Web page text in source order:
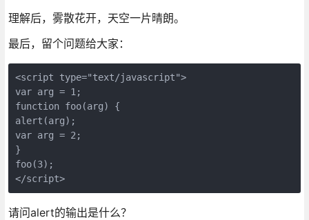
理解后，雾散花开，天空一片晴朗。
最后，留个问题给大家：
<script type="text/javascript">
var arg = 1;
function foo(arg) {
alert(arg);
var arg = 2;
}
foo(3);
</script>
请问alert的输出是什么？